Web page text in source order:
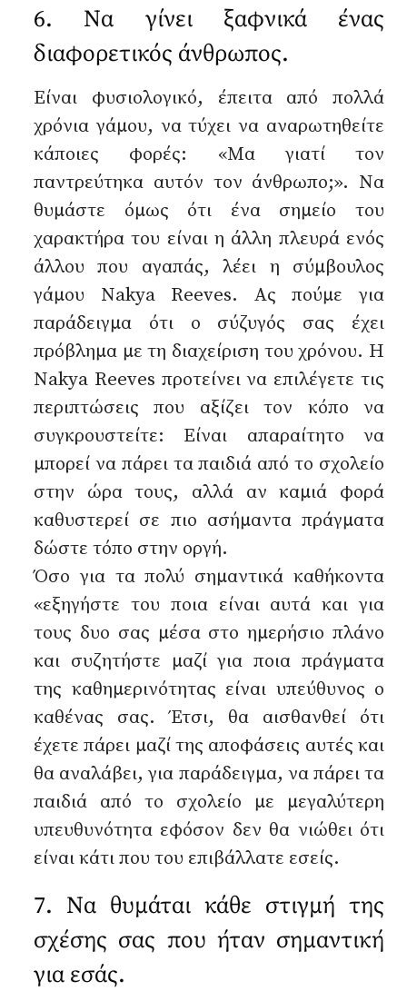
6. Να γίνει ξαφνικά ένας
διαφορετικός άνθρωπος.
Είναι φυσιολογικό, έπειτα από πολλά
χρόνια γάμου, να τύχει να αναρωτηθείτε
κάποιες φορές: «Μα γιατί τον
παντρεύτηκα αυτόν τον άνθρωπο;». Να
θυμάστε όμως ότι ένα σημείο του
χαρακτήρα του είναι η άλλη πλευρά ενός
άλλου που αγαπάς, λέει η σύμβουλος
γάμου Nakya Reeves. Ας πούμε για
παράδειγμα ότι ο σύζυγός σας έχει
πρόβλημα με τη διαχείριση του χρόνου. Η
Nakya Reeves προτείνει να επιλέγετε τις
περιπτώσεις που αξίζει τον κόπο να
συγκρουστείτε: Είναι απαραίτητο να
μπορεί να πάρει τα παιδιά από το σχολείο
στην ώρα τους, αλλά αν καμιά φορά
καθυστερεί σε πιο ασήμαντα πράγματα
δώστε τόπο στην οργή.
Όσο για τα πολύ σημαντικά καθήκοντα
«εξηγήστε του ποια είναι αυτά και για
τους δυο σας μέσα στο ημερήσιο πλάνο
και συζητήστε μαζί για ποια πράγματα
της καθημερινότητας είναι υπεύθυνος ο
καθένας σας. Έτσι, θα αισθανθεί ότι
έχετε πάρει μαζί της αποφάσεις αυτές και
θα αναλάβει, για παράδειγμα, να πάρει τα
παιδιά από το σχολείο με μεγαλύτερη
υπευθυνότητα εφόσον δεν θα νιώθει ότι
είναι κάτι που του επιβάλλατε εσείς.
7. Να θυμάται κάθε στιγμή της
σχέσης σας που ήταν σημαντική
για εσάς.